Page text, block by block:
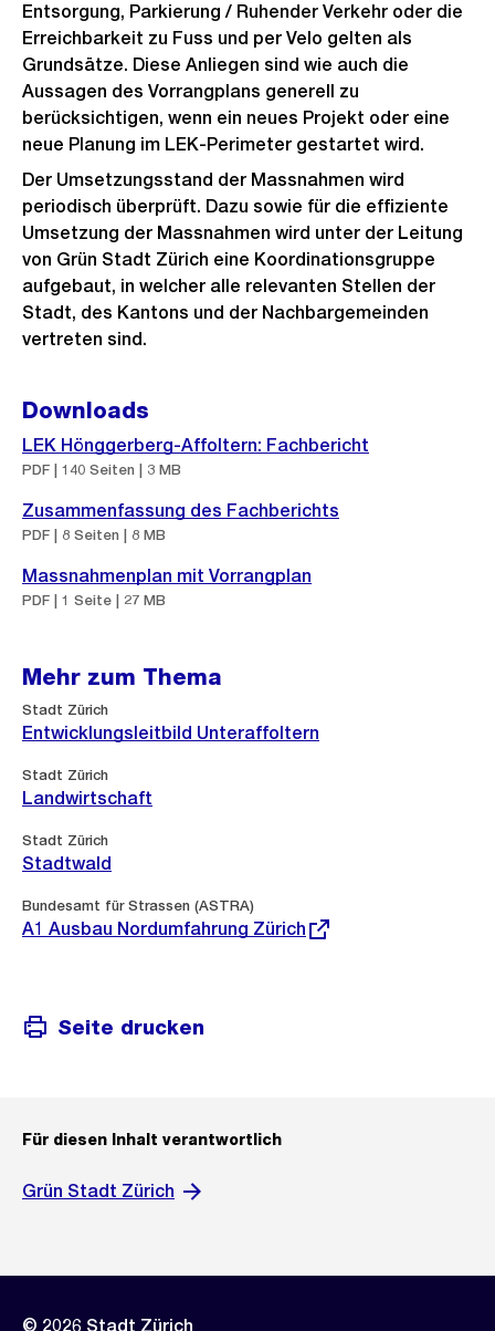
Entsorgung, Parkierung / Ruhender Verkehr oder die
Erreichbarkeit zu Fuss und per Velo gelten als
Grundsätze. Diese Anliegen sind wie auch die
Aussagen des Vorrangplans generell zu
berücksichtigen, wenn ein neues Projekt oder eine
neue Planung im LEK-Perimeter gestartet wird.
Der Umsetzungsstand der Massnahmen wird
periodisch überprüft. Dazu sowie für die effiziente
Umsetzung der Massnahmen wird unter der Leitung
von Grün Stadt Zürich eine Koordinationsgruppe
aufgebaut, in welcher alle relevanten Stellen der
Stadt, des Kantons und der Nachbargemeinden
vertreten sind.
Downloads
LEK Hönggerberg-Affoltern: Fachbericht
PDF | 140 Seiten | 3 MB
Zusammenfassung des Fachberichts
PDF | 8 Seiten | 8 MB
Massnahmenplan mit Vorrangplan
PDF | 1 Seite | 27 MB
Mehr zum Thema
Stadt Zürich
Entwicklungsleitbild Unteraffoltern
Stadt Zürich
Landwirtschaft
Stadt Zürich
Stadtwald
Bundesamt für Strassen (ASTRA)
Externer
Link:
A1 Ausbau Nordumfahrung Zürich
Seite drucken
Für diesen Inhalt verantwortlich
Grün Stadt Zürich
© 2026 Stadt Zürich